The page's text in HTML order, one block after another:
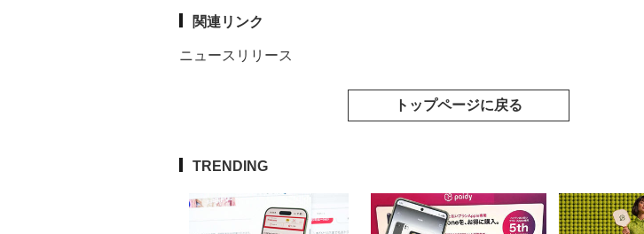
関連リンク
ニュースリリース
トップページに戻る
TRENDING